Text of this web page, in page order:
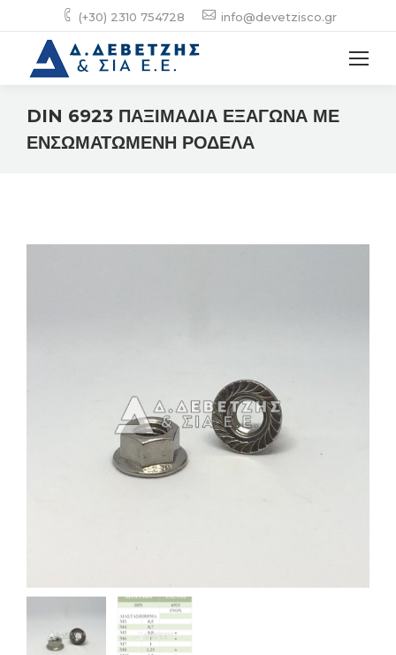
(+30) 2310 754728 info@devetzisco.gr
DIN 6923 ΠΑΞΙΜΑΔΙΑ ΕΞΑΓΩΝΑ ΜΕ
ΕΝΣΩΜΑΤΩΜΕΝΗ ΡΟΔΕΛΑ